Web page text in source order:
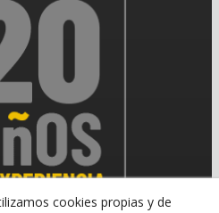
cookies propias y de